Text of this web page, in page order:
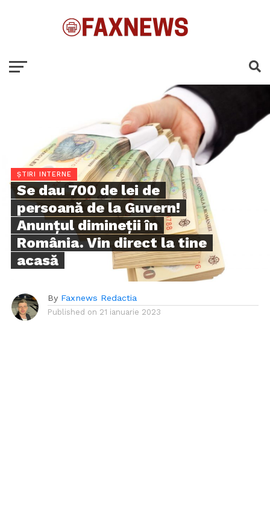
ȘTIRI INTERNE
Se dau 700 de lei de
persoană de la Guvern!
Anunţul dimineţii în
România. Vin direct la tine
acasă
By Faxnews Redactia
Published on 21 ianuarie 2023